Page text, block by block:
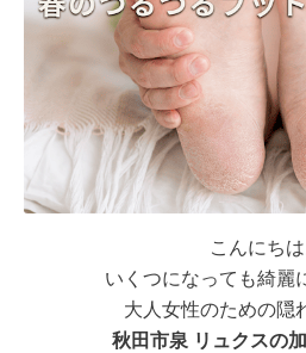
こんにちは
いくつになっても綺麗
大人女性のための隠
秋田市泉 リュクスの